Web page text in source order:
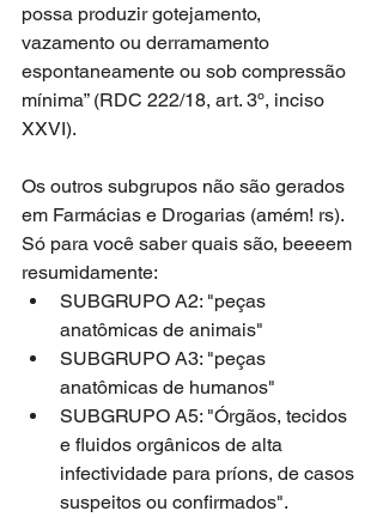
possa produzir gotejamento,
vazamento ou derramamento
espontaneamente ou sob compressão
mínima” (RDC 222/18, art. 3º, inciso
XXVI).
Os outros subgrupos não são gerados
em Farmácias e Drogarias (amém! rs).
Só para você saber quais são, beeeem
resumidamente:
SUBGRUPO A2: "peças
anatômicas de animais"
SUBGRUPO A3: "peças
anatômicas de humanos"
SUBGRUPO A5: "Órgãos, tecidos
e fluidos orgânicos de alta
infectividade para príons, de casos
suspeitos ou confirmados".